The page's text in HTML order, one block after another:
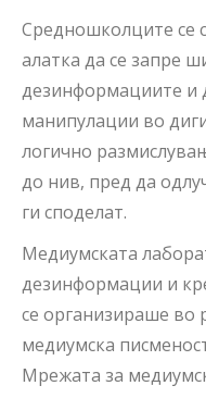
Средношколците се
алатка да се запре
дезинформациите и
манипулации во
логично
до нив, пред да
ги споделат.
Медиумската
дезинформации и
се организираше во
медиумска
Мрежата за